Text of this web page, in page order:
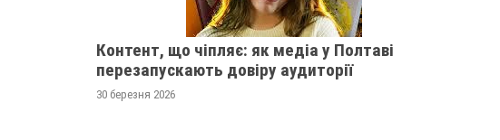
Контент, що чіпляє: як медіа у Полтаві
перезапускають довіру аудиторії
30 березня 2026